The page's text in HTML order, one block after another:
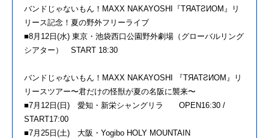
バンドじゃないもん！MAXX NAKAYOSHI『TЯATƧИOM』リ
リース記念！夏の野外フリーライブ
■8月12日(水) 東京・池袋西口公園野外劇場（グローバルリング
シアター） START 18:30
バンドじゃないもん！MAXX NAKAYOSHI 『TЯATƧИOM』リ
リースツアー〜君だけの怪獣が夏の名阪に襲来〜
■7月12日(日) 愛知・新栄シャングリラ OPEN16:30 /
START17:00
■7月25日(土) 大阪・Yogibo HOLY MOUNTAIN